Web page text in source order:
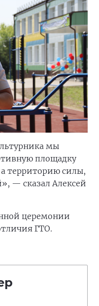
мы
площадку
территорию силы,
— сказал Алексей
церемонии
ГТО.